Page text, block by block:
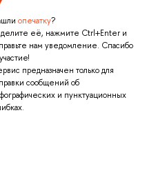
опечатку?
её, нажмите Ctrl+Enter и
нам уведомление. Спасибо
предназначен только для
сообщений об
и пунктуационных